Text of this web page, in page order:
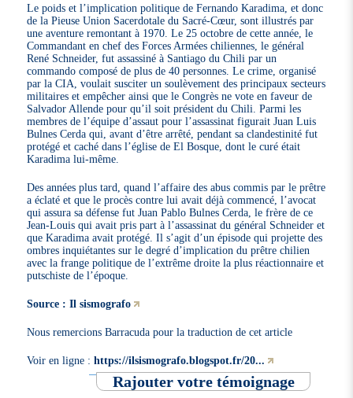
Le poids et l’implication politique de Fernando Karadima, et donc
de la Pieuse Union Sacerdotale du Sacré-Cœur, sont illustrés par
une aventure remontant à 1970. Le 25 octobre de cette année, le
Commandant en chef des Forces Armées chiliennes, le général
René Schneider, fut assassiné à Santiago du Chili par un
commando composé de plus de 40 personnes. Le crime, organisé
par la CIA, voulait susciter un soulèvement des principaux secteurs
militaires et empêcher ainsi que le Congrès ne vote en faveur de
Salvador Allende pour qu’il soit président du Chili. Parmi les
membres de l’équipe d’assaut pour l’assassinat figurait Juan Luis
Bulnes Cerda qui, avant d’être arrêté, pendant sa clandestinité fut
protégé et caché dans l’église de El Bosque, dont le curé était
Karadima lui-même.
Des années plus tard, quand l’affaire des abus commis par le prêtre
a éclaté et que le procès contre lui avait déjà commencé, l’avocat
qui assura sa défense fut Juan Pablo Bulnes Cerda, le frère de ce
Jean-Louis qui avait pris part à l’assassinat du général Schneider et
que Karadima avait protégé. Il s’agit d’un épisode qui projette des
ombres inquiétantes sur le degré d’implication du prêtre chilien
avec la frange politique de l’extrême droite la plus réactionnaire et
putschiste de l’époque.
Source : Il sismografo
Nous remercions Barracuda pour la traduction de cet article
Voir en ligne :https://ilsismografo.blogspot.fr/20...
Rajouter votre témoignage